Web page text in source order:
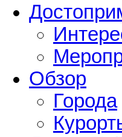
Обзор
Города